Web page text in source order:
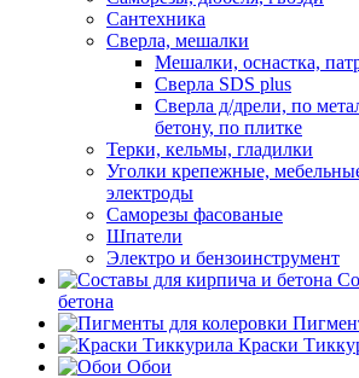
Сантехника
Сверла, мешалки
Мешалки, оснастка,
Сверла SDS plus
Сверла д/дрели, по
бетону, по плитке
Терки, кельмы, гладилки
Уголки крепежные,
электроды
Саморезы фасованые
Шпатели
Электро и бензоинструмент
бетона
Краски
Обои